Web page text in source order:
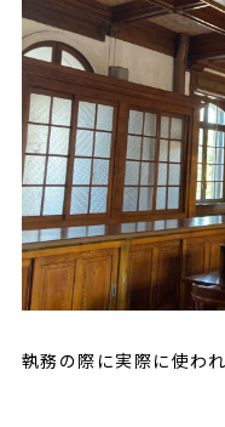
執務の際に実際に使わ